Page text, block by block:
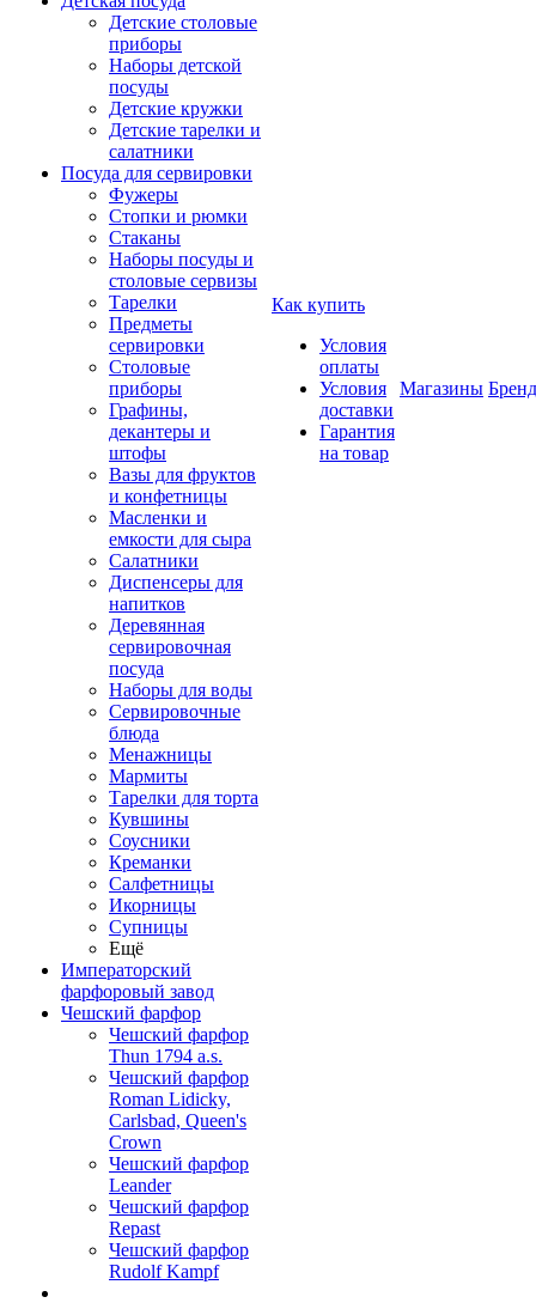
Детские столовые
приборы
Наборы детской
посуды
Детские кружки
Детские тарелки и
салатники
Посуда для сервировки
Фужеры
Стопки и рюмки
Стаканы
Наборы посуды и
столовые сервизы
Тарелки
Предметы
сервировки
Столовые
приборы
Графины,
декантеры и
штофы
Вазы для фруктов
и конфетницы
Масленки и
емкости для сыра
Салатники
Диспенсеры для
напитков
Деревянная
сервировочная
посуда
Наборы для воды
Сервировочные
блюда
Менажницы
Мармиты
Тарелки для торта
Кувшины
Соусники
Креманки
Салфетницы
Икорницы
Супницы
Ещё
Императорский
фарфоровый завод
Чешский фарфор
Чешский фарфор
Thun 1794 a.s.
Чешский фарфор
Roman Lidicky,
Carlsbad, Queen's
Crown
Чешский фарфор
Leander
Чешский фарфор
Repast
Чешский фарфор
Rudolf Kampf
Как купить
Условия
оплаты
Условия
доставки
Гарантия
на товар
Магазины